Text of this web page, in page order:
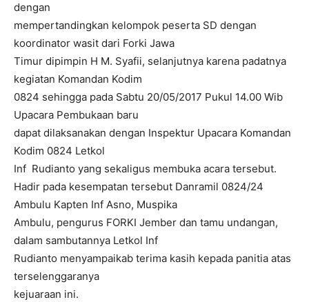
dengan
mempertandingkan kelompok peserta SD dengan
koordinator wasit dari Forki Jawa
Timur dipimpin H M. Syafii, selanjutnya karena padatnya
kegiatan Komandan Kodim
0824 sehingga pada Sabtu 20/05/2017 Pukul 14.00 Wib
Upacara Pembukaan baru
dapat dilaksanakan dengan Inspektur Upacara Komandan
Kodim 0824 Letkol
Inf Rudianto yang sekaligus membuka acara tersebut.
Hadir pada kesempatan tersebut Danramil 0824/24
Ambulu Kapten Inf Asno, Muspika
Ambulu, pengurus FORKI Jember dan tamu undangan,
dalam sambutannya Letkol Inf
Rudianto menyampaikab terima kasih kepada panitia atas
terselenggaranya
kejuaraan ini.